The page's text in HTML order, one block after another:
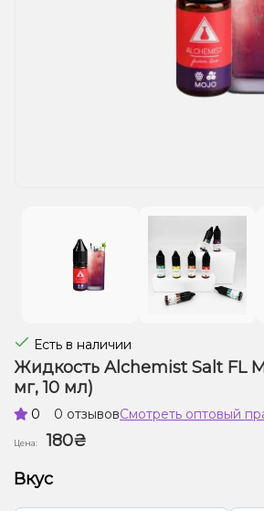
Жидкости для электронных
Есть в наличии
Жидкость Alchemist Salt FL
мг, 10 мл)
0 0 отзывовСмотреть оптовый
Цена:
180₴
Вкус